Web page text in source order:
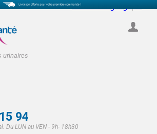
urinaires
Select Language
94
Du LUN au VEN - 9h- 18h30